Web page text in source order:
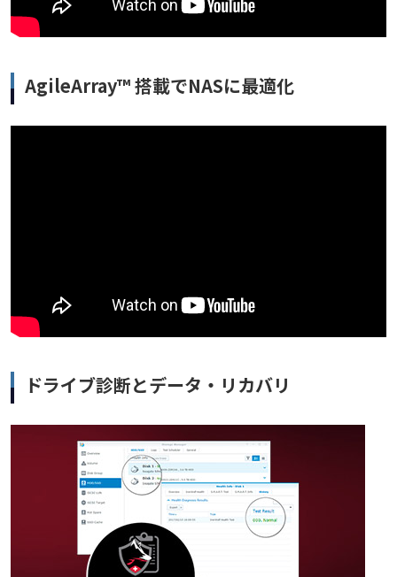
AgileArray™ 搭載でNASに最適化
ドライブ診断とデータ・リカバリ